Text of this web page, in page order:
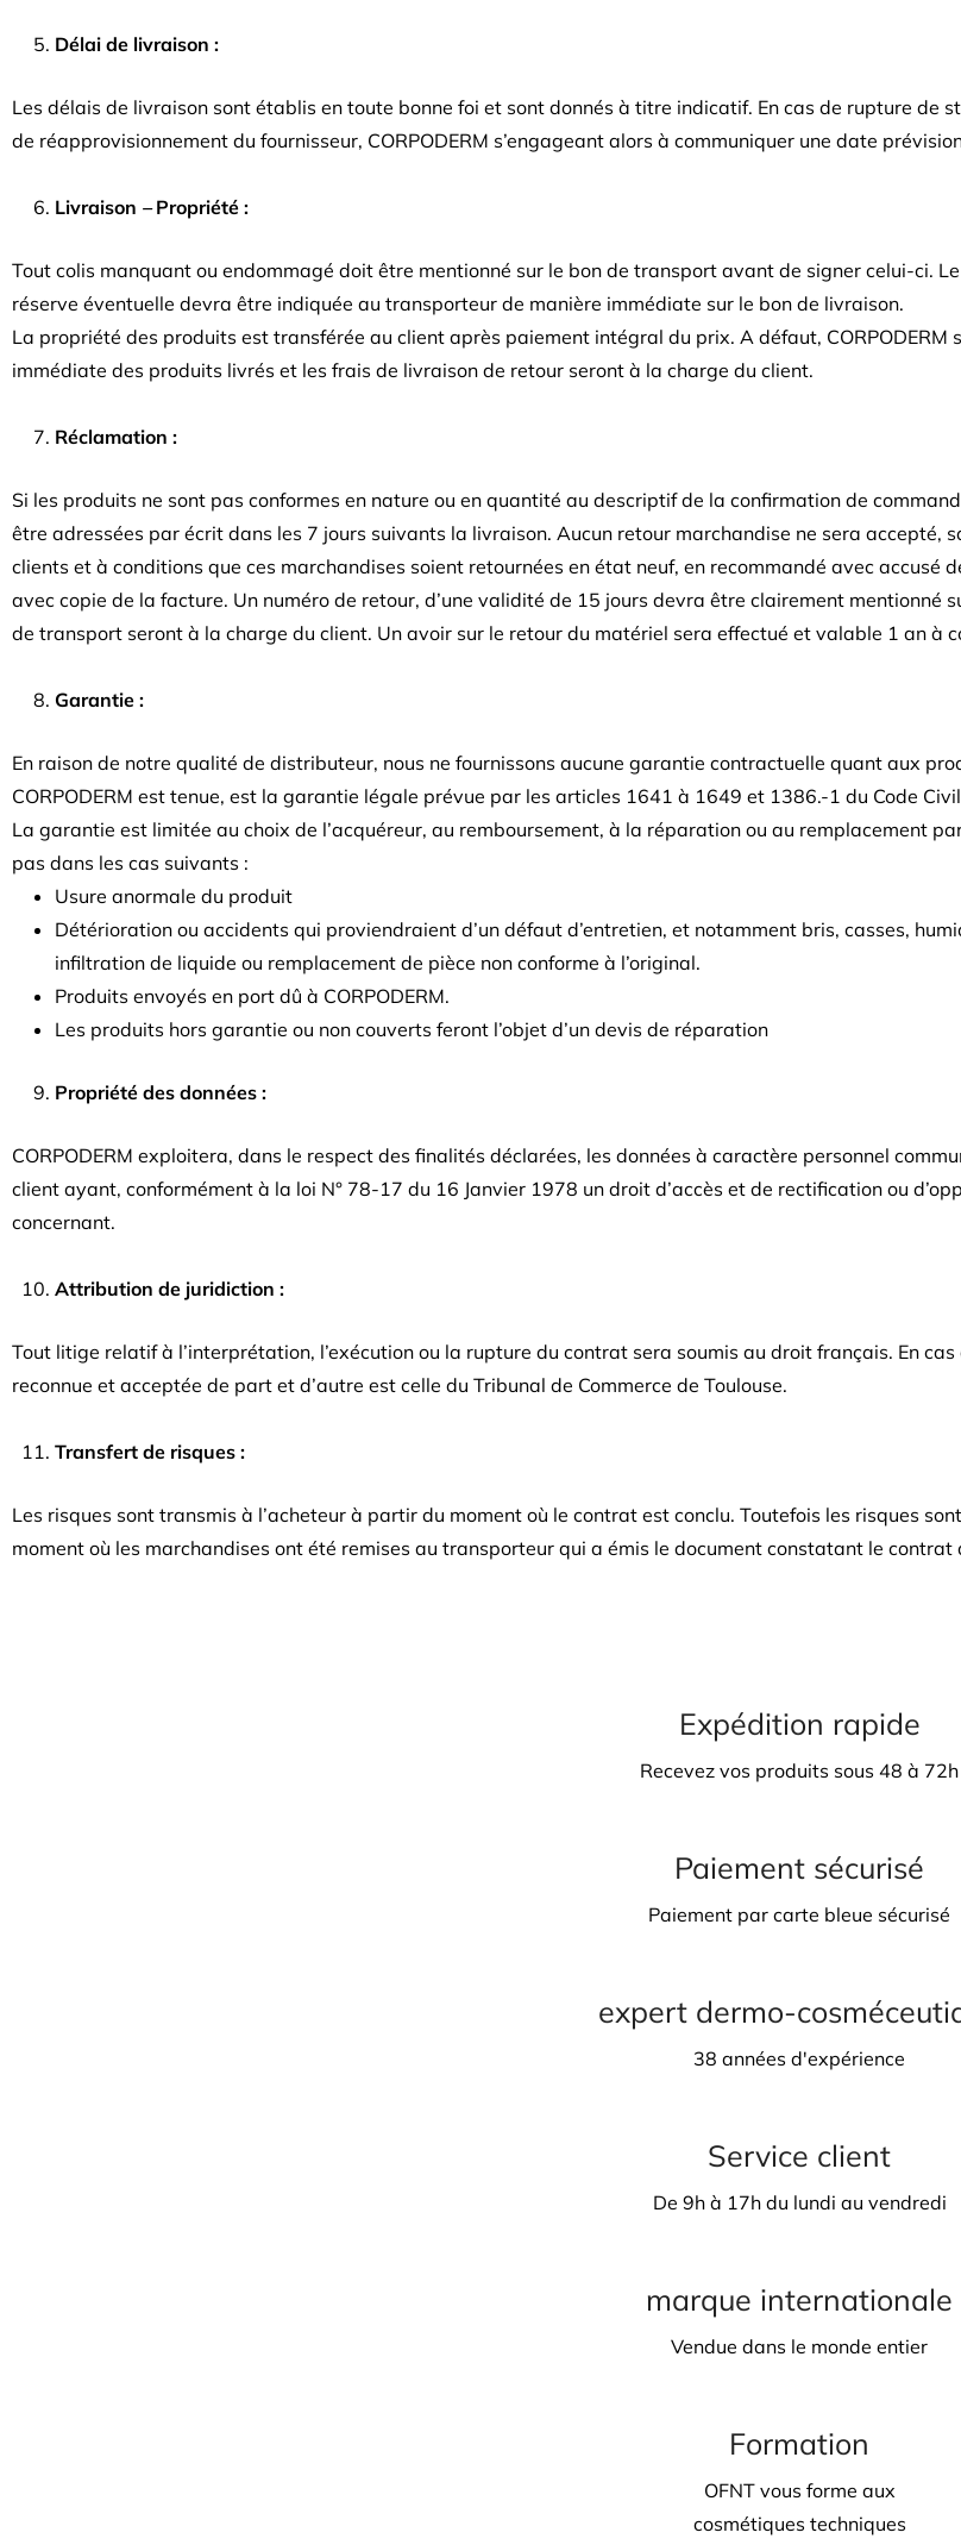
Délai de livraison :
Les délais de livraison sont établis en toute bonne foi et sont donnés à titre indicatif. En cas de rupture de
de réapprovisionnement du fournisseur, CORPODERM s’engageant alors à communiquer une date
Livraison –Propriété :
Tout colis manquant ou endommagé doit être mentionné sur le bon de transport avant de signer celui-ci.
réserve éventuelle devra être indiquée au transporteur de manière immédiate sur le bon de livraison.
La propriété des produits est transférée au client après paiement intégral du prix. A défaut, CORPODERM
immédiate des produits livrés et les frais de livraison de retour seront à la charge du client.
Réclamation :
Si les produits ne sont pas conformes en nature ou en quantité au descriptif de la confirmation de
être adressées par écrit dans les 7 jours suivants la livraison. Aucun retour marchandise ne sera accepté,
clients et à conditions que ces marchandises soient retournées en état neuf, en recommandé avec accusé
avec copie de la facture. Un numéro de retour, d’une validité de 15 jours devra être clairement mentionné
de transport seront à la charge du client. Un avoir sur le retour du matériel sera effectué et valable 1 an à
Garantie :
En raison de notre qualité de distributeur, nous ne fournissons aucune garantie contractuelle quant aux
CORPODERM est tenue, est la garantie légale prévue par les articles 1641 à 1649 et 1386.-1 du Code
La garantie est limitée au choix de l’acquéreur, au remboursement, à la réparation ou au remplacement
pas dans les cas suivants :
Usure anormale du produit
Détérioration ou accidents qui proviendraient d’un défaut d’entretien, et notamment bris, casses,
infiltration de liquide ou remplacement de pièce non conforme à l’original.
Produits envoyés en port dû à CORPODERM.
Les produits hors garantie ou non couverts feront l’objet d’un devis de réparation
Propriété des données :
CORPODERM exploitera, dans le respect des finalités déclarées, les données à caractère personnel
client ayant, conformément à la loi N° 78-17 du 16 Janvier 1978 un droit d’accès et de rectification ou
concernant.
Attribution de juridiction :
Tout litige relatif à l’interprétation, l’exécution ou la rupture du contrat sera soumis au droit français. En
reconnue et acceptée de part et d’autre est celle du Tribunal de Commerce de Toulouse.
Transfert de risques :
Les risques sont transmis à l’acheteur à partir du moment où le contrat est conclu. Toutefois les risques
moment où les marchandises ont été remises au transporteur qui a émis le document constatant le
Expédition rapide
Recevez vos produits sous 48 à 72h
Paiement sécurisé
Paiement par carte bleue sécurisé
expert dermo-
38 années d'expérience
Service client
De 9h à 17h du lundi au vendredi
marque internationale
Vendue dans le monde entier
Formation
OFNT vous forme aux
cosmétiques techniques